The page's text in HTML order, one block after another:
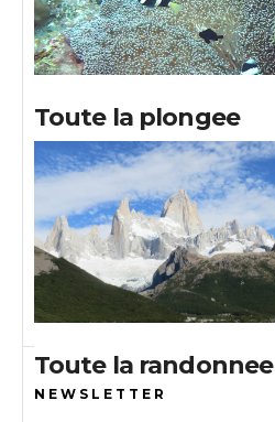
Toute la plongee
Toute la randonnee
NEWSLETTER